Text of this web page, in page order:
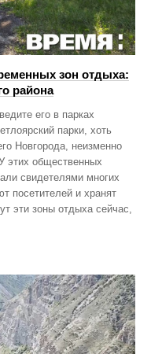
зон отдыха:
района
его в парках
парки, хоть
Новгорода, неизменно
этих общественных
свидетелями многих
посетителей и хранят
эти зоны отдыха сейчас,